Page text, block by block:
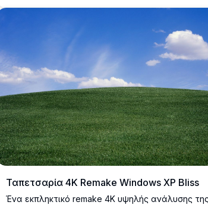
τεχνολογίας και νοσταλγικές ρυθμίσεις
Ταπετσαρία 4K Remake Windows XP Bliss
Ένα εκπληκτικό remake 4K υψηλής ανάλυσης της